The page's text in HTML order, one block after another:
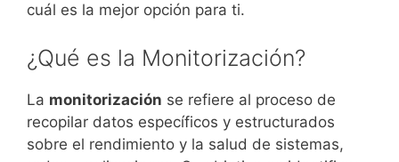
cuál es la mejor opción para ti.
¿Qué es la Monitorización?
La monitorización se refiere al proceso de
recopilar datos específicos y estructurados
sobre el rendimiento y la salud de sistemas,